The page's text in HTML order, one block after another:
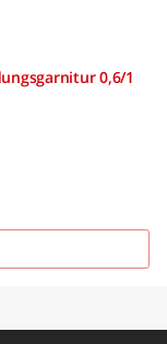
0,6/1